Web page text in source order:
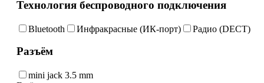
Технология беспроводного подключения
Bluetooth Инфракрасные (ИК-порт) Радио (DECT)
Разъём
mini jack 3.5 mm